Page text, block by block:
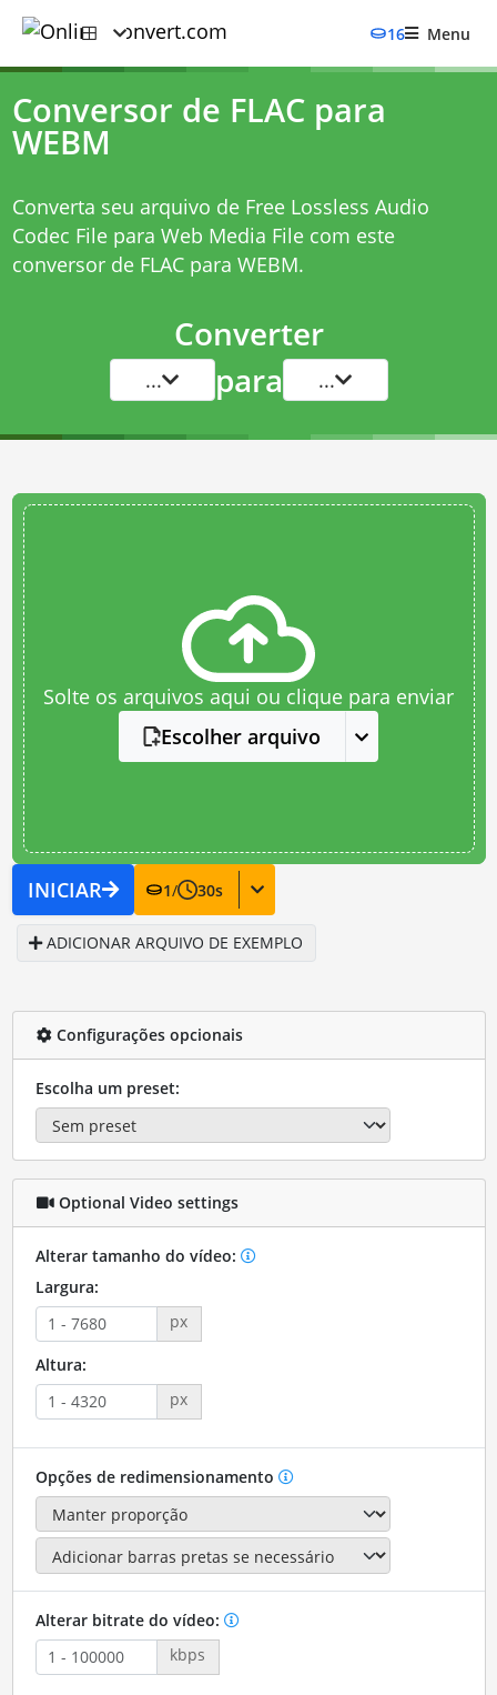
16 Menu
Conversor de FLAC para
WEBM
Converta seu arquivo de Free Lossless Audio
Codec File para Web Media File com este
conversor de FLAC para WEBM.
Converter
... para ...
Solte os arquivos aqui ou clique para enviar
Escolher arquivo
INICIAR 1/ 30s
ADICIONAR ARQUIVO DE EXEMPLO
Configurações opcionais
Escolha um preset:
Optional Video settings
Alterar tamanho do vídeo:
Largura:
px
Altura:
px
Opções de redimensionamento
Alterar bitrate do vídeo:
kbps